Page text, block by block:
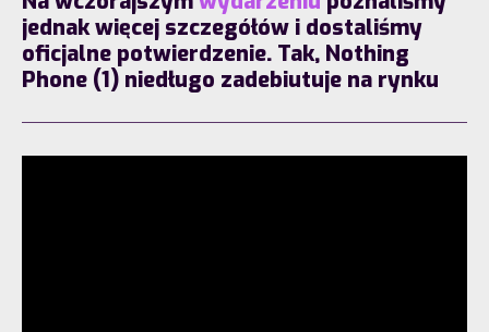
jednak więcej szczegółów i dostaliśmy
oficjalne potwierdzenie. Tak, Nothing
Phone (1) niedługo zadebiutuje na rynku